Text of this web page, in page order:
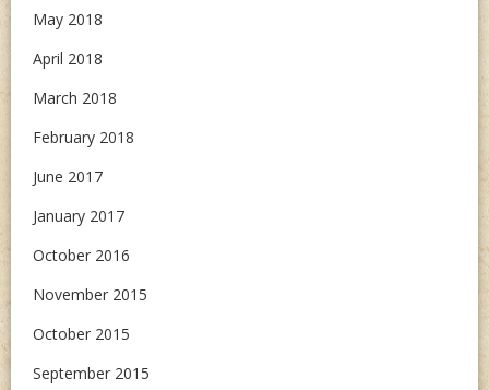
May 2018
April 2018
March 2018
February 2018
June 2017
January 2017
October 2016
November 2015
October 2015
September 2015